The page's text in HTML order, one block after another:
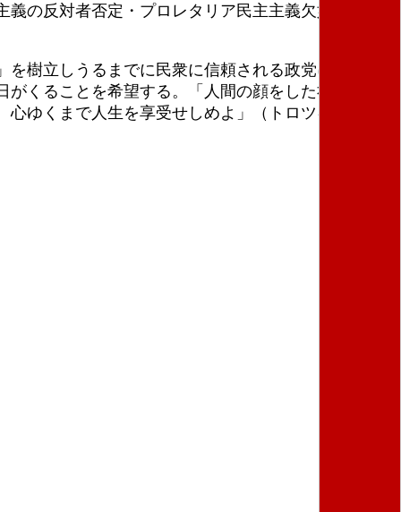
の反対者否定・プロレタリア民主主義欠如の思想
樹立しうるまでに民衆に信頼される政党になるこ
くることを希望する。「人間の顔をした社会主
ゆくまで人生を享受せしめよ」（トロツキー、１